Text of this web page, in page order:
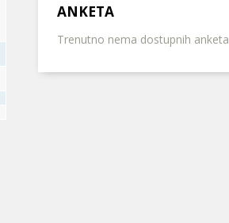
ANKETA
Trenutno nema dostupnih anketa